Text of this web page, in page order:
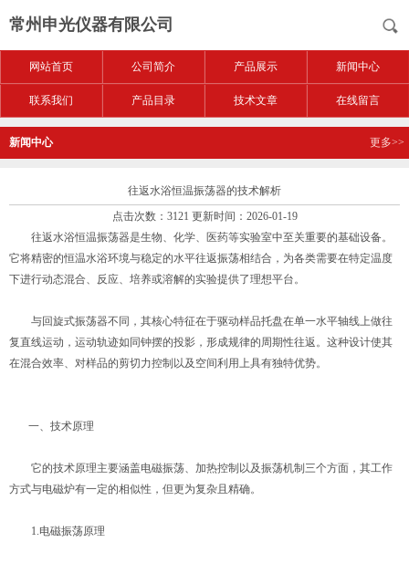
常州申光仪器有限公司
网站首页 公司简介 产品展示 新闻中心
联系我们 产品目录 技术文章 在线留言
新闻中心 更多>>
往返水浴恒温振荡器的技术解析
点击次数：3121 更新时间：2026-01-19
往返水浴恒温振荡器是生物、化学、医药等实验室中至关重要的基础设备。
它将精密的恒温水浴环境与稳定的水平往返振荡相结合，为各类需要在特定温度
下进行动态混合、反应、培养或溶解的实验提供了理想平台。
与回旋式振荡器不同，其核心特征在于驱动样品托盘在单一水平轴线上做往
复直线运动，运动轨迹如同钟摆的投影，形成规律的周期性往返。这种设计使其
在混合效率、对样品的剪切力控制以及空间利用上具有独特优势。
一、技术原理
它的技术原理主要涵盖电磁振荡、加热控制以及振荡机制三个方面，其工作
方式与电磁炉有一定的相似性，但更为复杂且精确。
1.电磁振荡原理